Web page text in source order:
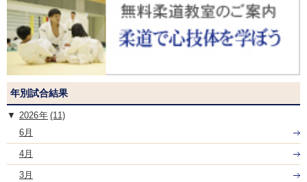
年別試合結果
2026
(11)
6月
4月
3月